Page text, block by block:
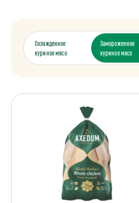
Охлажденное
куриное мясо
Замороженное
куриное мясо